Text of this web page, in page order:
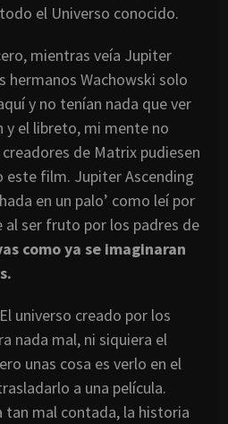
el Universo conocido.
mientras veía Jupiter
hermanos Wachowski solo
y no tenían nada que ver
y el libreto, mi mente no
de Matrix pudiesen
este film. Jupiter Ascending
en un palo’ como leí por
al ser fruto por los padres de
como ya se imaginaran
universo creado por los
nada mal, ni siquiera el
unas cosa es verlo en el
a una película.
tan mal contada, la historia